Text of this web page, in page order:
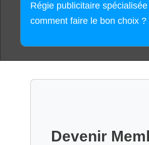
Régie publicitaire
comment faire le bon choix ?
Devenir